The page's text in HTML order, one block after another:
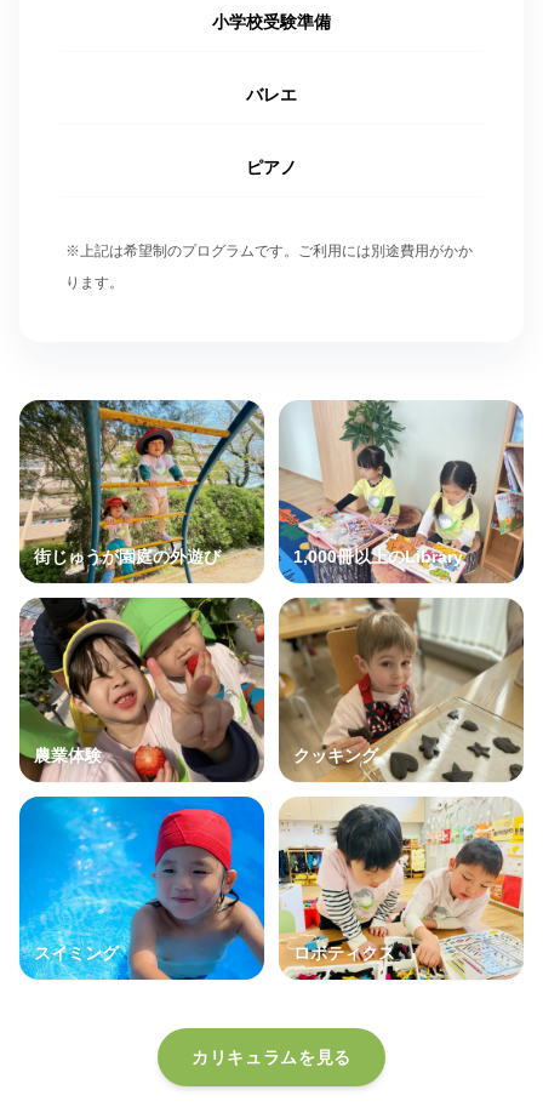
小学校受験準備
バレエ
ピアノ
※上記は希望制のプログラムです。ご利用には別途費用がかか
ります。
街じゅうが園庭の外遊び 1,000冊以上のLibrary
農業体験 クッキング
スイミング ロボティクス
カリキュラムを見る